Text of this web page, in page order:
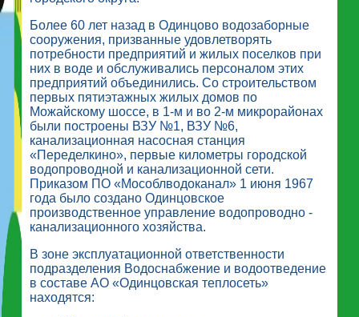
Более 60 лет назад в Одинцово водозаборные
сооружения, призванные удовлетворять
потребности предприятий и жилых поселков при
них в воде и обслуживались персоналом этих
предприятий объединились. Со строительством
первых пятиэтажных жилых домов по
Можайскому шоссе, в 1-м и во 2-м микрорайонах
были построены ВЗУ №1, ВЗУ №6,
канализационная насосная станция
«Переделкино», первые километры городской
водопроводной и канализационной сети.
Приказом ПО «Мособлводоканал» 1 июня 1967
года было создано Одинцовское
производственное управление водопроводно -
канализационного хозяйства.
В зоне эксплуатационной ответственности
подразделения Водоснабжение и водоотведение
в составе АО «Одинцовская теплосеть»
находятся: